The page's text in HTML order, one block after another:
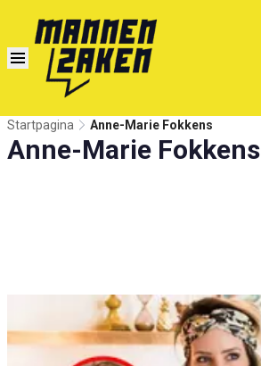
Startpagina Anne-Marie Fokkens
Anne-Marie Fokkens